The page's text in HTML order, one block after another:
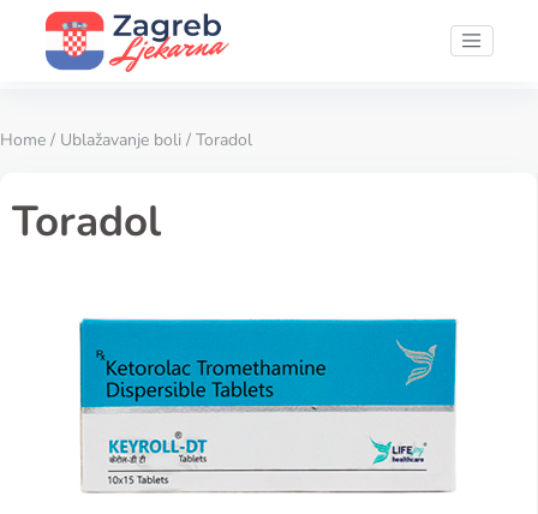
Home / Ublažavanje boli / Toradol
Toradol